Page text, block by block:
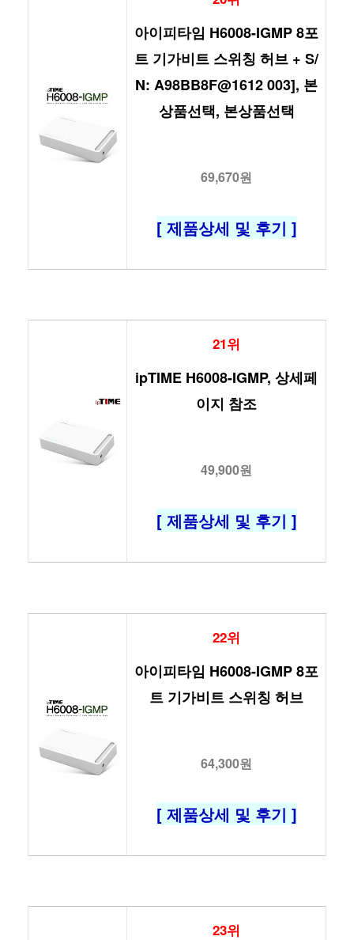
아이피타임 H6008-IGMP 8포
트 기가비트 스위칭 허브 + S/
N: A98BB8F@1612 003], 본
상품선택, 본상품선택
69,670원
[ 제품상세 및 후기 ]
21위
ipTIME H6008-IGMP, 상세페
이지 참조
49,900원
[ 제품상세 및 후기 ]
22위
아이피타임 H6008-IGMP 8포
트 기가비트 스위칭 허브
64,300원
[ 제품상세 및 후기 ]
23위